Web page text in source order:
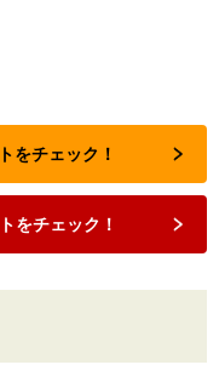
をチェック！
をチェック！